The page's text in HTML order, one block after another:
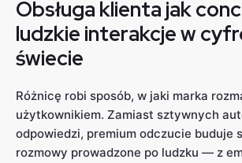
Obsługa klienta jak
ludzkie interakcje w
świecie
Różnicę robi sposób, w jaki marka
użytkownikiem. Zamiast sztywnych
odpowiedzi, premium odczucie buduje
rozmowy prowadzone po ludzku — z